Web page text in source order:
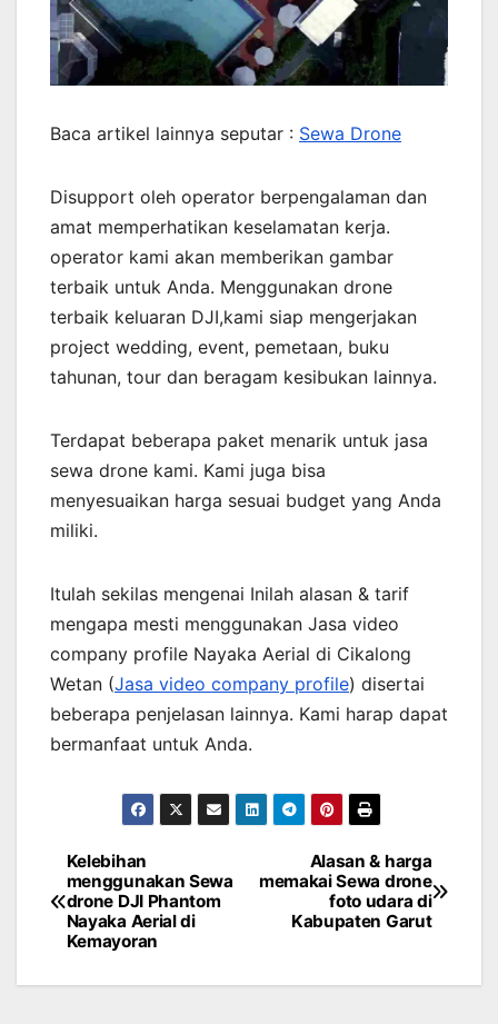
Baca artikel lainnya seputar : Sewa Drone
Disupport oleh operator berpengalaman dan
amat memperhatikan keselamatan kerja.
operator kami akan memberikan gambar
terbaik untuk Anda. Menggunakan drone
terbaik keluaran DJI,kami siap mengerjakan
project wedding, event, pemetaan, buku
tahunan, tour dan beragam kesibukan lainnya.
Terdapat beberapa paket menarik untuk jasa
sewa drone kami. Kami juga bisa
menyesuaikan harga sesuai budget yang Anda
miliki.
Itulah sekilas mengenai Inilah alasan & tarif
mengapa mesti menggunakan Jasa video
company profile Nayaka Aerial di Cikalong
Wetan (Jasa video company profile) disertai
beberapa penjelasan lainnya. Kami harap dapat
bermanfaat untuk Anda.
Post
navigation
Alasan & harga
memakai Sewa drone
foto udara di
Kabupaten Garut
Kelebihan
menggunakan Sewa
drone DJI Phantom
Nayaka Aerial di
Kemayoran